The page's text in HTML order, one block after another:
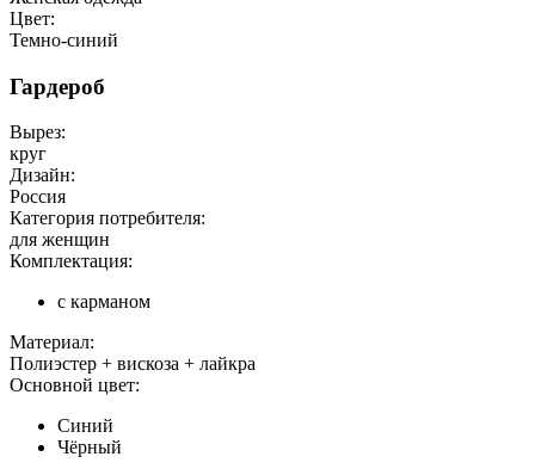
Цвет:
Темно-синий
Гардероб
Вырез:
круг
Дизайн:
Россия
Категория потребителя:
для женщин
Комплектация:
с карманом
Материал:
Полиэстер + вискоза + лайкра
Основной цвет:
Синий
Чёрный